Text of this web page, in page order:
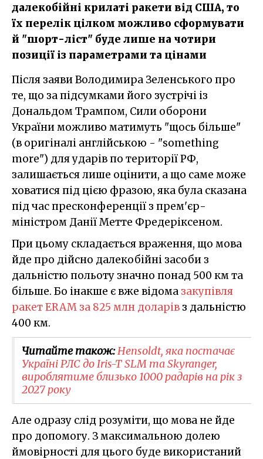
далекобійні крилаті ракети від США, то
їх перелік цілком можливо сформувати
й "шорт-ліст" буде лише на чотири
позиції із параметрами та цінами
Після заяви Володимира Зеленського про
те, що за підсумками його зустрічі із
Дональдом Трампом, Сили оборони
України можливо матимуть "щось більше"
(в оригіналі англійською - "something
more") для ударів по території РФ,
залишається лише оцінити, а що саме може
ховатися під цією фразою, яка була сказана
під час пресконференції з прем'єр-
міністром Данії Метте Фредеріксеном.
При цьому складається враження, що мова
йде про дійсно далекобійні засоби з
дальністю польоту значно понад 500 км та
більше. Бо інакше є вже відома закупівля
ракет ERAM за 825 млн доларів з дальністю
400 км.
Читайте також:Hensoldt, яка постачає
Україні РЛС до Iris-T SLM та Skyranger,
вироблятиме близько 1000 радарів на рік з
2027 року
Але одразу слід розуміти, що мова не йде
про допомогу. З максимальною долею
ймовірності для цього буде використаний